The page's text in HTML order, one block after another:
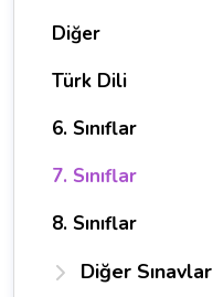
Diğer
Türk Dili
6. Sınıflar
7. Sınıflar
8. Sınıflar
Diğer Sınavlar